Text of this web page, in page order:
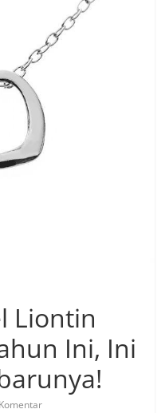
Liontin
Ini, Ini